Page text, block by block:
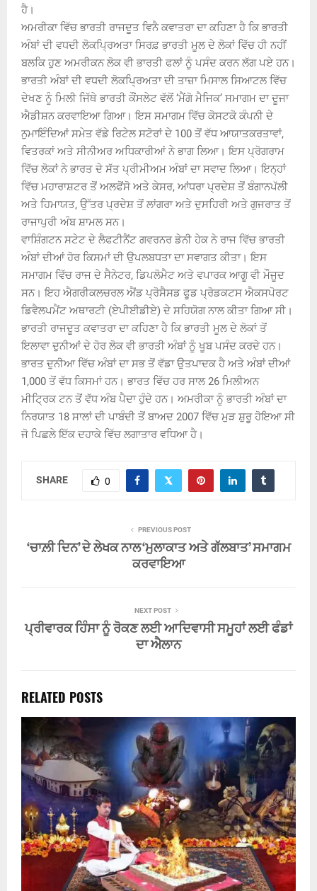
ਹੈ।
ਅਮਰੀਕਾ ਵਿੱਚ ਭਾਰਤੀ ਰਾਜਦੂਤ ਵਿਨੈ ਕਵਾਤਰਾ ਦਾ ਕਹਿਣਾ ਹੈ ਕਿ ਭਾਰਤੀ
ਅੰਬਾਂ ਦੀ ਵਧਦੀ ਲੋਕਪ੍ਰਿਅਤਾ ਸਿਰਫ਼ ਭਾਰਤੀ ਮੂਲ ਦੇ ਲੋਕਾਂ ਵਿੱਚ ਹੀ ਨਹੀਂ
ਬਲਕਿ ਹੁਣ ਅਮਰੀਕਨ ਲੋਕ ਵੀ ਭਾਰਤੀ ਫਲਾਂ ਨੂੰ ਪਸੰਦ ਕਰਨ ਲੱਗ ਪਏ ਹਨ।
ਭਾਰਤੀ ਅੰਬਾਂ ਦੀ ਵਧਦੀ ਲੋਕਪ੍ਰਿਅਤਾ ਦੀ ਤਾਜ਼ਾ ਮਿਸਾਲ ਸਿਆਟਲ ਵਿੱਚ
ਦੇਖਣ ਨੂੰ ਮਿਲੀ ਜਿੱਥੇ ਭਾਰਤੀ ਕੌਂਸਲੇਟ ਵੱਲੋਂ ‘ਮੈਂਗੋ ਮੈਜਿਕ’ ਸਮਾਗਮ ਦਾ ਦੂਜਾ
ਐਡੀਸ਼ਨ ਕਰਵਾਇਆ ਗਿਆ। ਇਸ ਸਮਾਗਮ ਵਿੱਚ ਕੋਸਟਕੋ ਕੰਪਨੀ ਦੇ
ਨੁਮਾਇੰਦਿਆਂ ਸਮੇਤ ਵੱਡੇ ਰਿਟੇਲ ਸਟੋਰਾਂ ਦੇ 100 ਤੋਂ ਵੱਧ ਆਯਾਤਕਰਤਾਵਾਂ,
ਵਿਤਰਕਾਂ ਅਤੇ ਸੀਨੀਅਰ ਅਧਿਕਾਰੀਆਂ ਨੇ ਭਾਗ ਲਿਆ। ਇਸ ਪ੍ਰੋਗਰਾਮ
ਵਿੱਚ ਲੋਕਾਂ ਨੇ ਭਾਰਤ ਦੇ ਸੱਤ ਪ੍ਰੀਮੀਅਮ ਅੰਬਾਂ ਦਾ ਸਵਾਦ ਲਿਆ। ਇਨ੍ਹਾਂ
ਵਿੱਚ ਮਹਾਰਾਸ਼ਟਰ ਤੋਂ ਅਲਫੋਂਸੋ ਅਤੇ ਕੇਸਰ, ਆਂਧਰਾ ਪ੍ਰਦੇਸ਼ ਤੋਂ ਬੰਗਾਨਪੱਲੀ
ਅਤੇ ਹਿਮਾਯਤ, ਉੱਤਰ ਪ੍ਰਦੇਸ਼ ਤੋਂ ਲਾਂਗਰਾ ਅਤੇ ਦੁਸਹਿਰੀ ਅਤੇ ਗੁਜਰਾਤ ਤੋਂ
ਰਾਜਾਪੁਰੀ ਅੰਬ ਸ਼ਾਮਲ ਸਨ।
ਵਾਸ਼ਿੰਗਟਨ ਸਟੇਟ ਦੇ ਲੈਫਟੀਨੈਂਟ ਗਵਰਨਰ ਡੇਨੀ ਹੇਕ ਨੇ ਰਾਜ ਵਿੱਚ ਭਾਰਤੀ
ਅੰਬਾਂ ਦੀਆਂ ਹੋਰ ਕਿਸਮਾਂ ਦੀ ਉਪਲਬਧਤਾ ਦਾ ਸਵਾਗਤ ਕੀਤਾ। ਇਸ
ਸਮਾਗਮ ਵਿੱਚ ਰਾਜ ਦੇ ਸੈਨੇਟਰ, ਡਿਪਲੋਮੈਟ ਅਤੇ ਵਪਾਰਕ ਆਗੂ ਵੀ ਮੌਜੂਦ
ਸਨ। ਇਹ ਐਗਰੀਕਲਚਰਲ ਐਂਡ ਪ੍ਰੋਸੈਸਡ ਫੂਡ ਪ੍ਰੋਡਕਟਸ ਐਕਸਪੋਰਟ
ਡਿਵੈਲਪਮੈਂਟ ਅਥਾਰਟੀ (ਏਪੀਈਡੀਏ) ਦੇ ਸਹਿਯੋਗ ਨਾਲ ਕੀਤਾ ਗਿਆ ਸੀ।
ਭਾਰਤੀ ਰਾਜਦੂਤ ਕਵਾਤਰਾ ਦਾ ਕਹਿਣਾ ਹੈ ਕਿ ਭਾਰਤੀ ਮੂਲ ਦੇ ਲੋਕਾਂ ਤੋਂ
ਇਲਾਵਾ ਦੁਨੀਆਂ ਦੇ ਹੋਰ ਲੋਕ ਵੀ ਭਾਰਤੀ ਅੰਬਾਂ ਨੂੰ ਖੂਬ ਪਸੰਦ ਕਰਦੇ ਹਨ।
ਭਾਰਤ ਦੁਨੀਆ ਵਿੱਚ ਅੰਬਾਂ ਦਾ ਸਭ ਤੋਂ ਵੱਡਾ ਉਤਪਾਦਕ ਹੈ ਅਤੇ ਅੰਬਾਂ ਦੀਆਂ
1,000 ਤੋਂ ਵੱਧ ਕਿਸਮਾਂ ਹਨ। ਭਾਰਤ ਵਿੱਚ ਹਰ ਸਾਲ 26 ਮਿਲੀਅਨ
ਮੀਟ੍ਰਿਕ ਟਨ ਤੋਂ ਵੱਧ ਅੰਬ ਪੈਦਾ ਹੁੰਦੇ ਹਨ। ਅਮਰੀਕਾ ਨੂੰ ਭਾਰਤੀ ਅੰਬਾਂ ਦਾ
ਨਿਰਯਾਤ 18 ਸਾਲਾਂ ਦੀ ਪਾਬੰਦੀ ਤੋਂ ਬਾਅਦ 2007 ਵਿੱਚ ਮੁੜ ਸ਼ੁਰੂ ਹੋਇਆ ਸੀ
ਜੋ ਪਿਛਲੇ ਇੱਕ ਦਹਾਕੇ ਵਿੱਚ ਲਗਾਤਾਰ ਵਧਿਆ ਹੈ।
SHARE 0
PREVIOUS POST
‘ਚਾਲ਼ੀ ਦਿਨ’ ਦੇ ਲੇਖਕ ਨਾਲ ‘ਮੁਲਾਕਾਤ ਅਤੇ ਗੱਲਬਾਤ’ ਸਮਾਗਮ
ਕਰਵਾਇਆ
NEXT POST
ਪ੍ਰੀਵਾਰਕ ਹਿੰਸਾ ਨੂੰ ਰੋਕਣ ਲਈ ਆਦਿਵਾਸੀ ਸਮੂਹਾਂ ਲਈ ਫੰਡਾਂ
ਦਾ ਐਲਾਨ
RELATED POSTS